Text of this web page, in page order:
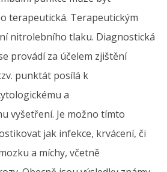
terapeutická. Terapeutickým
nitrolebního tlaku. Diagnostická
provádí za účelem zjištění
punktát posílá k
a
vyšetření. Je možno tímto
jak infekce, krvácení, či
a míchy, včetně